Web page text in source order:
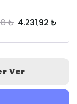
₺ 4.231,92 ₺
Ver